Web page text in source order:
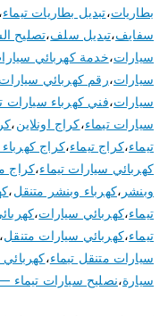
بطاريات،تبديل بطاريات تيماء
سفايف،تبديل سلف،تصليح
سيارات،خدمة كهربائي
سيارات،رقم كهربائي سيارات
سيارات،فني كهرباء سيارات
سيارات تيماء،كراج اونلاين،
تيماء،كراج تيماء،كراج
كهربائي سيارات تيماء،كراج
وبنشر ،كهرباء وبنشر متنقل،
تيماء،كهربائي سيارات،
تيماء،كهربائي سيارات متنقل،
سيارات متنقل تيماء،
سيارة،نصليح سيارات تيماء